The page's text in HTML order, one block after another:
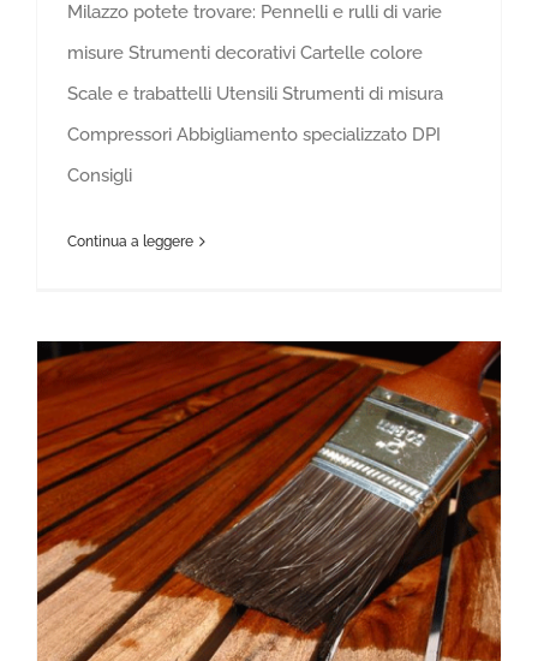
Milazzo potete trovare: Pennelli e rulli di varie
misure Strumenti decorativi Cartelle colore
Scale e trabattelli Utensili Strumenti di misura
Compressori Abbigliamento specializzato DPI
Consigli
Continua a leggere